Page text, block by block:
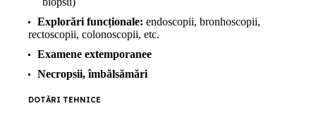
Explorări funcționale: endoscopii, bronhoscopii,
rectoscopii, colonoscopii, etc.
Examene extemporanee
Necropsii, îmbălsămări
DOTĂRI TEHNICE